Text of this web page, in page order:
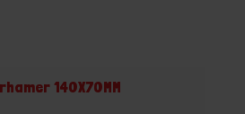
140X70MM